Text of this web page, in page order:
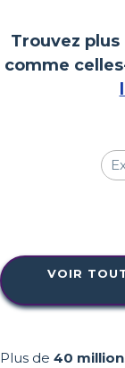
Trouvez
comme
VOIR
Plus de 40